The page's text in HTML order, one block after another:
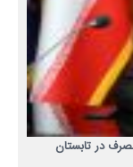
در تابستان